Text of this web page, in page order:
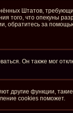
Штатов,
того, что опекуны
за
Он также мог
другие функции,
cookies поможет.